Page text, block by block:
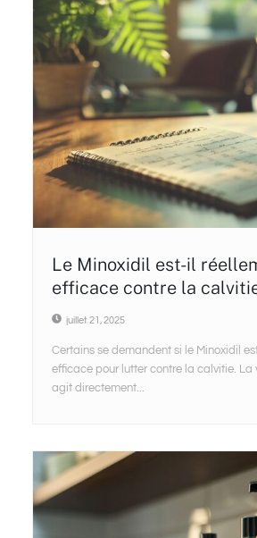
Le Minoxidil est-il
efficace contre la
juillet 21, 2025
Certains se demandent si le Minoxidil
efficace pour lutter contre la calvitie. La
agit directement...